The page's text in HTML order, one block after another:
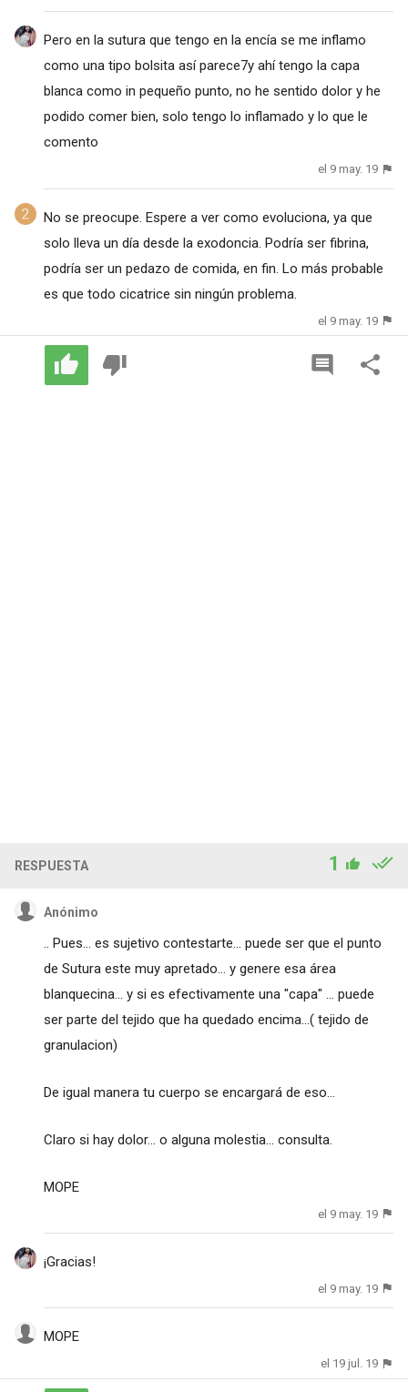
Pero en la sutura que tengo en la encía se me inflamo
como una tipo bolsita así parece7y ahí tengo la capa
blanca como in pequeño punto, no he sentido dolor y he
podido comer bien, solo tengo lo inflamado y lo que le
comento
el 9 may. 19
No se preocupe. Espere a ver como evoluciona, ya que
solo lleva un día desde la exodoncia. Podría ser fibrina,
podría ser un pedazo de comida, en fin. Lo más probable
es que todo cicatrice sin ningún problema.
el 9 may. 19
RESPUESTA 1
Anónimo
.. Pues... es sujetivo contestarte... puede ser que el punto
de Sutura este muy apretado... y genere esa área
blanquecina... y si es efectivamente una "capa" ... puede
ser parte del tejido que ha quedado encima...( tejido de
granulacion)
De igual manera tu cuerpo se encargará de eso...
Claro si hay dolor... o alguna molestia... consulta.
MOPE
el 9 may. 19
¡Gracias!
el 9 may. 19
MOPE
el 19 jul. 19